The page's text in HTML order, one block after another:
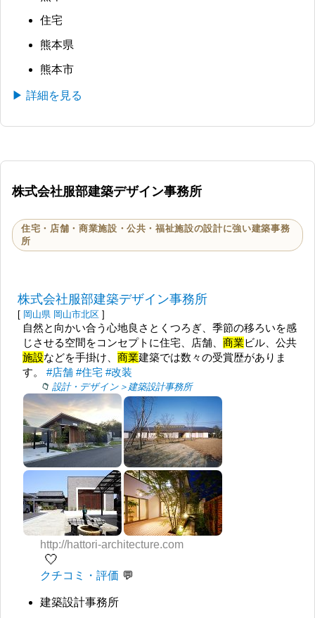
住宅
熊本県
熊本市
▶ 詳細を見る
株式会社服部建築デザイン事務所
住宅・店舗・商業施設・公共・福祉施設の設計に強い建築事務
所
株式会社服部建築デザイン事務所
[ 岡山県 岡山市北区 ]
自然と向かい合う心地良さとくつろぎ、季節の移ろいを感
じさせる空間をコンセプトに住宅、店舗、商業ビル、公共
施設などを手掛け、商業建築では数々の受賞歴がありま
す。#店舗 #住宅 #改装
設計・デザイン＞建築設計事務所
http://hattori-architecture.com
🤍
クチコミ・評価
建築設計事務所